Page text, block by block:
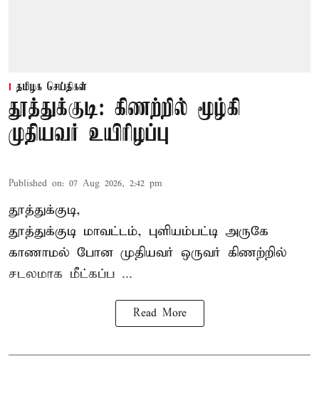
தமிழக செய்திகள்
தூத்துக்குடி: கிணற்றில் மூழ்கி
முதியவர் உயிரிழப்பு
Published on: 07 Aug 2026, 2:42 pm
தூத்துக்குடி,
தூத்துக்குடி மாவட்டம், புளியம்பட்டி அருகே
காணாமல் போன முதியவர் ஒருவர் கிணற்றில்
சடலமாக மீட்கப்ப ...
Read More